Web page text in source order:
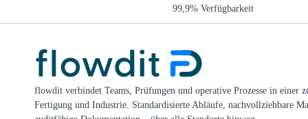
99,9% Verfügbarkeit
flowdit verbindet Teams, Prüfungen und operative Prozesse in einer
Fertigung und Industrie. Standardisierte Abläufe, nachvollziehbare